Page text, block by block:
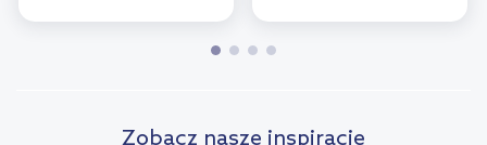
Zobacz nasze inspiracje